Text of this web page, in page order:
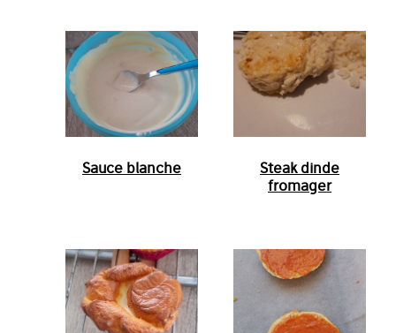
Sauce blanche
Steak dinde
fromager